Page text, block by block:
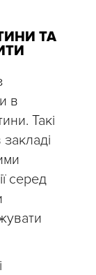
ТА
в
Такі
серед